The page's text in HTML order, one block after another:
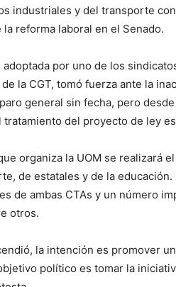
industriales y del transporte
reforma laboral en el Senado.
adoptada por uno de los
la CGT, tomó fuerza ante la
general sin fecha, pero
tratamiento del proyecto de ley
organiza la UOM se realizará
de estatales y de la
de ambas CTAs y un número
otros.
la intención es promover
político es tomar la